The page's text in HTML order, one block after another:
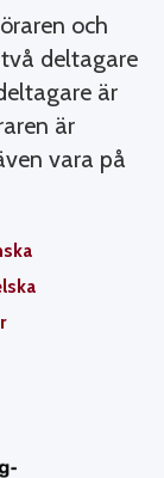
och
deltagare
är
är
vara på